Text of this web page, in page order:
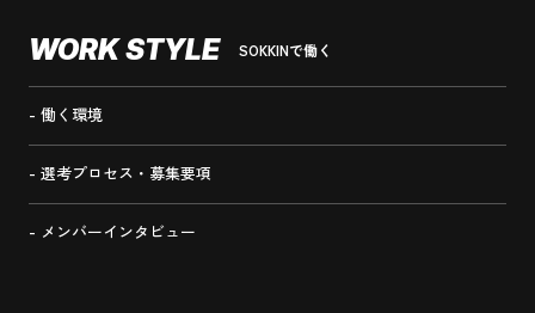
WORK STYLE SOKKINで働く
働く環境
選考プロセス・募集要項
メンバーインタビュー